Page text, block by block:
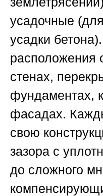
усадочные
усадки
расположения
стенах,
фундаментах,
фасадах.
свою
зазора с
до сложного